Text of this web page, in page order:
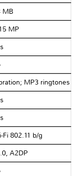
MB
MP
MP3 ringtones
Fi 802.11 b/g
A2DP